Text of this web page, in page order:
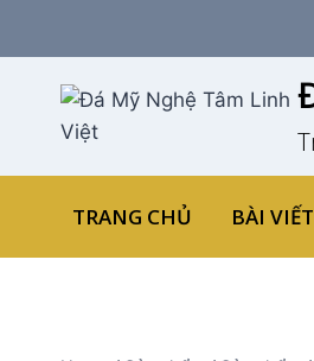
content
TRANG CHỦ BÀI VIẾT